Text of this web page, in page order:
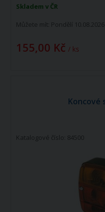
Skladem v ČR
Můžete mít: Pondělí 10.08.2026
155,00 Kč / ks
Koncové
Katalogové číslo: 84500